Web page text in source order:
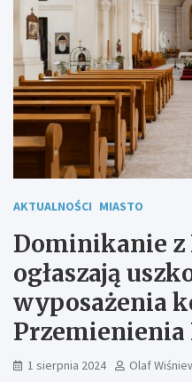
AKTUALNOŚCI MIASTO
Dominikanie z
ogłaszają
wyposażenia
Przemienienia
1 sierpnia 2024 Olaf